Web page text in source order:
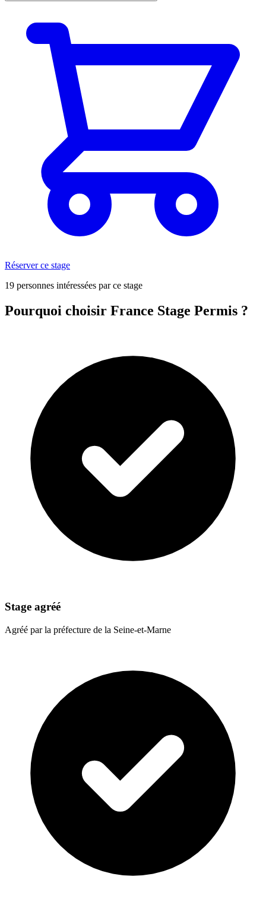
Réserver ce stage
19 personnes intéressées par ce stage
Pourquoi choisir France Stage Permis ?
Stage agréé
Agréé par la préfecture de la Seine-et-Marne